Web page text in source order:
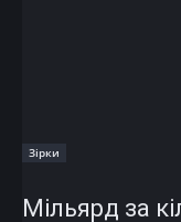
Зірки
Мільярд за